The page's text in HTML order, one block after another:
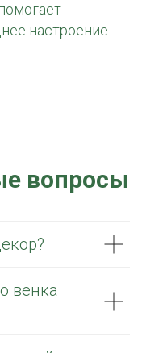
настроение
вопросы
венка